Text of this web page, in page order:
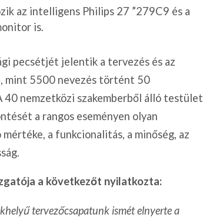
az intelligens Philips 27 ”279C9 és a
is.
pecsétjét jelentik a tervezés és az
mint 5500 nevezés történt 50
40 nemzetközi szakemberből álló testület
a rangos eseményen olyan
a funkcionalitás, a minőség, az
a következőt nyilatkozta:
tervezőcsapatunk ismét elnyerte a